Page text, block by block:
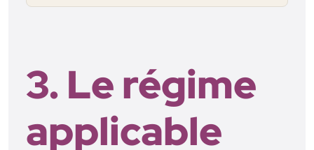
3. Le régime
applicable